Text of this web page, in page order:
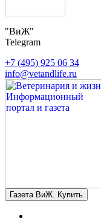
"ВиЖ"
Telegram
+7 (495) 925 06 34
info@vetandlife.ru
Газета ВиЖ. Купить